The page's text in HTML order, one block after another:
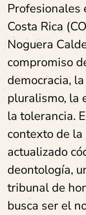
Profesionales
Costa Rica
Noguera
compromiso
democracia,
pluralismo, la
la tolerancia.
contexto de
actualizado
deontología,
tribunal de
busca ser el